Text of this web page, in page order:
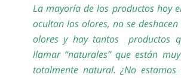
La mayoría de los productos hoy
ocultan los olores, no se
olores y hay tantos productos
llamar “naturales” que están
totalmente natural. ¿No estamos